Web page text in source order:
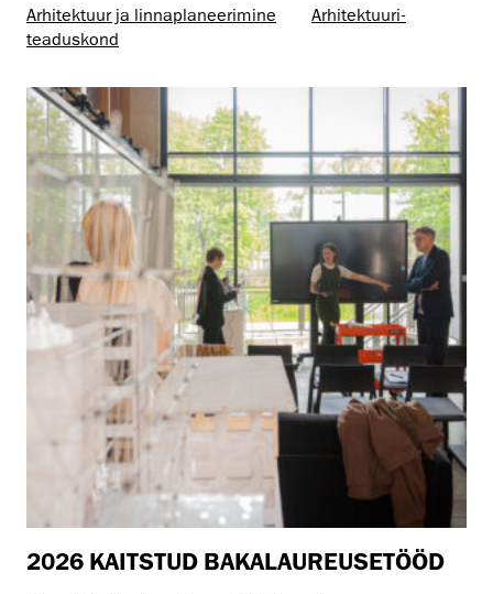
Arhitektuur ja linnaplaneerimine
Arhitektuuri­
teaduskond
2026 KAITSTUD BAKALAUREUSETÖÖD